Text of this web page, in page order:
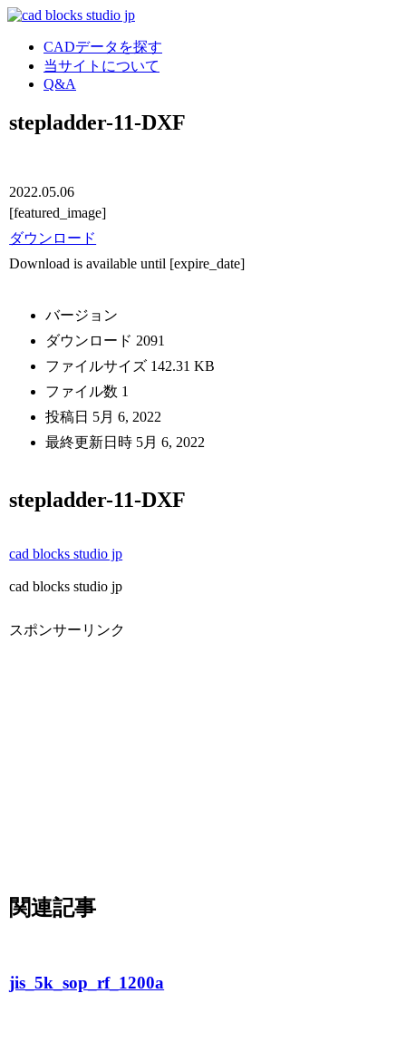
CADデータを探す
当サイトについて
Q&A
stepladder-11-DXF
2022.05.06
[featured_image]
ダウンロード
Download is available until [expire_date]
バージョン
ダウンロード 2091
ファイルサイズ 142.31 KB
ファイル数 1
投稿日 5月 6, 2022
最終更新日時 5月 6, 2022
stepladder-11-DXF
cad blocks studio jp
cad blocks studio jp
スポンサーリンク
関連記事
jis_5k_sop_rf_1200a